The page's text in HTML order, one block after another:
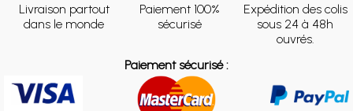
Livraison partout
dans le monde
Paiement 100%
sécurisé
Expédition des colis
sous 24 à 48h
ouvrés.
Paiement sécurisé :